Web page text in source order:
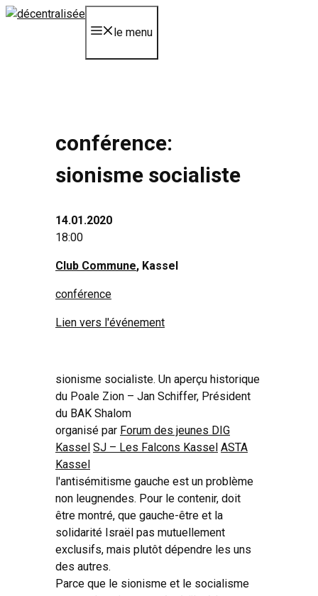
Aller
le menu
conférence:
sionisme socialiste
14.01.2020
18:00
Club Commune, Kassel
conférence
Lien vers l'événement
sionisme socialiste. Un aperçu historique
du Poale Zion – Jan Schiffer, Président
du BAK Shalom
organisé par Forum des jeunes DIG
Kassel SJ – Les Falcons Kassel ASTA
Kassel
l'antisémitisme gauche est un problème
non leugnendes. Pour le contenir, doit
être montré, que gauche-être et la
solidarité Israël pas mutuellement
exclusifs, mais plutôt dépendre les uns
des autres.
Parce que le sionisme et le socialisme